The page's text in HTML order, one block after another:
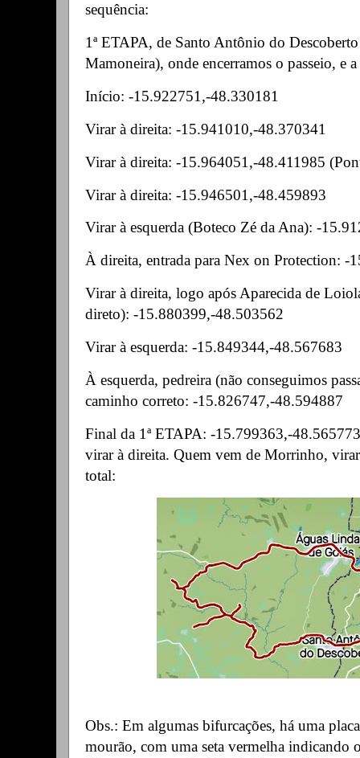
sequência:
1ª ETAPA, de Santo Antônio do
Mamoneira), onde encerramos o passeio, e
Início: -15.922751,-48.330181
Virar à direita: -15.941010,-48.370341
Virar à direita: -15.964051,-48.411985
Virar à direita: -15.946501,-48.459893
Virar à esquerda (Boteco Zé da Ana): -
À direita, entrada para Nex on Protection: -
Virar à direita, logo após Aparecida de
direto): -15.880399,-48.503562
Virar à esquerda: -15.849344,-48.567683
À esquerda, pedreira (não conseguimos
caminho correto: -15.826747,-48.594887
Final da 1ª ETAPA: -15.799363,-
virar à direita. Quem vem de Morrinho,
total:
Obs.: Em algumas bifurcações, há uma
mourão, com uma seta vermelha indicando